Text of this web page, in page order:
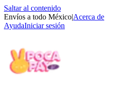
Saltar al contenido
Envíos a todo México|Acerca de
AyudaIniciar sesión